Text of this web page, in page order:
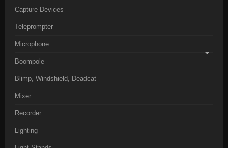
Capture Devices
Teleprompter
Microphone
Boompole
Blimp, Windshield, Deadcat
Mixer
Recorder
Lighting